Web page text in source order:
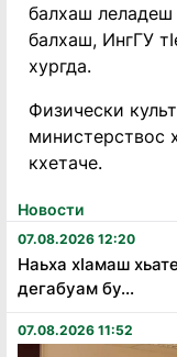
Новости
07.08.2026 12:20
Наьха хӏамаш
дегабуам бу...
07.08.2026 11:52
балхаш леладеш
балхаш, ИнгГУ
хургда.
Физически
министерствос
кхетаче.